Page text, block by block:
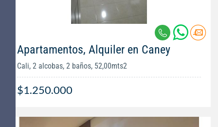
Apartamentos, Alquiler en Caney
Cali, 2 alcobas, 2 baños, 52,00mts2
$1.250.000